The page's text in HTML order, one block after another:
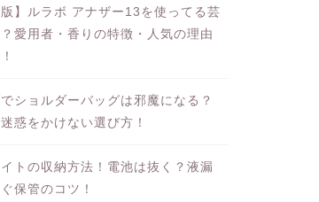
版】ルラボ アナザー13を使ってる芸
愛用者・香りの特徴・人気の理由
ショルダーバッグは邪魔になる？
惑をかけない選び方！
トの収納方法！電池は抜く？液漏
保管のコツ！